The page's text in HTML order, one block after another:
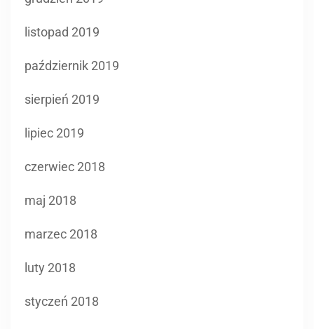
listopad 2019
październik 2019
sierpień 2019
lipiec 2019
czerwiec 2018
maj 2018
marzec 2018
luty 2018
styczeń 2018